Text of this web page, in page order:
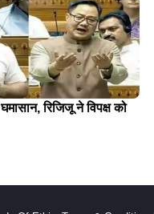
रिजिजू ने विपक्ष को